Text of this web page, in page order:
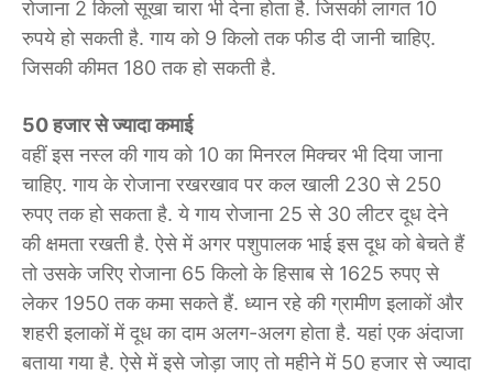
रोजाना 2 किलो सूखा चारा भी देना होता है. जिसकी लागत 10
रुपये हो सकती है. गाय को 9 किलो तक फीड दी जानी चाहिए.
जिसकी कीमत 180 तक हो सकती है.
50 हजार से ज्यादा कमाई
वहीं इस नस्ल की गाय को 10 का मिनरल मिक्चर भी दिया जाना
चाहिए. गाय के रोजाना रखरखाव पर कल खाली 230 से 250
रुपए तक हो सकता है. ये गाय रोजाना 25 से 30 लीटर दूध देने
की क्षमता रखती है. ऐसे में अगर पशुपालक भाई इस दूध को बेचते हैं
तो उसके जरिए रोजाना 65 किलो के हिसाब से 1625 रुपए से
लेकर 1950 तक कमा सकते हैं. ध्यान रहे की ग्रामीण इलाकों और
शहरी इलाकों में दूध का दाम अलग-अलग होता है. यहां एक अंदाजा
बताया गया है. ऐसे में इसे जोड़ा जाए तो महीने में 50 हजार से ज्यादा